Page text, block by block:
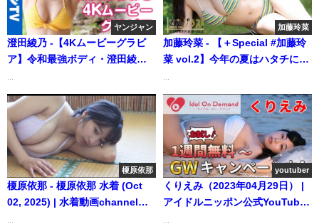
ヤンジャン
澄田綾乃 -【4Kムービーグラビ
ア】令和最強ボディ・澄田綾乃
プロポーションを美麗映像で没
入密着！【メイキング】（2023
年10月08日） | ヤンジャン
TV【集英社ヤングジャンプ公
式】さんより
加藤玲菜
加藤玲菜 - 【＋Special #加藤玲
菜 vol.2】今年の夏はハタチにな
上がってます!!＜2026年7月前期
＞ (Jul 08, 2026) | 週プレ
Channel【集英社 週刊プレイボ
ーイ公式】さんより
榎原依那
榎原依那 - 榎原依那 水着 (Oct
02, 2025) | 水着動画channelさ
youtuber
くりえみ（2023年04月29日） |
アイドルニッポン公式YouTube